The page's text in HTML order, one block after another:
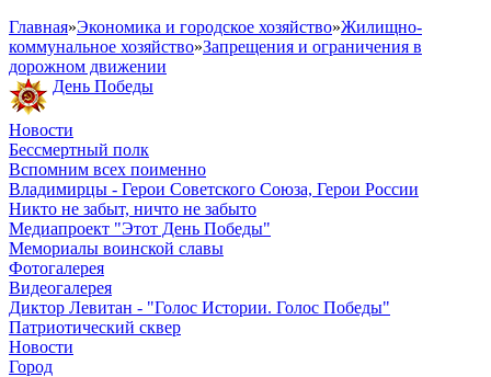
Главная»Экономика и городское хозяйство»Жилищно-
коммунальное хозяйство»Запрещения и ограничения в
дорожном движении
День Победы
Новости
Бессмертный полк
Вспомним всех поименно
Владимирцы - Герои Советского Союза, Герои России
Никто не забыт, ничто не забыто
Медиапроект "Этот День Победы"
Мемориалы воинской славы
Фотогалерея
Видеогалерея
Диктор Левитан - "Голос Истории. Голос Победы"
Патриотический сквер
Новости
Город